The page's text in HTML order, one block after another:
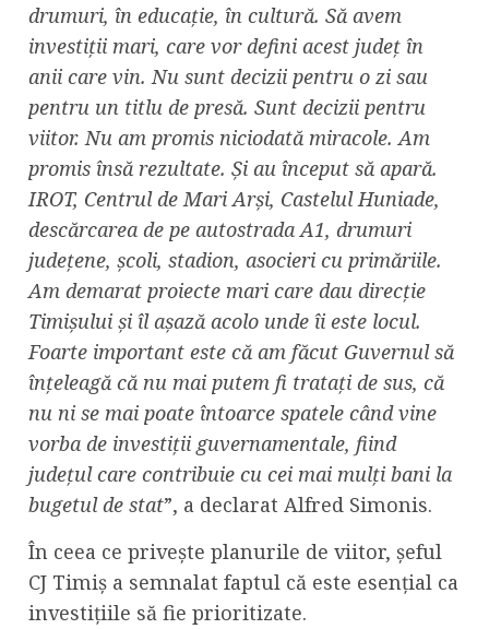
drumuri, în educație, în cultură. Să avem
investiții mari, care vor defini acest județ în
anii care vin. Nu sunt decizii pentru o zi sau
pentru un titlu de presă. Sunt decizii pentru
viitor. Nu am promis niciodată miracole. Am
promis însă rezultate. Și au început să apară.
IROT, Centrul de Mari Arși, Castelul Huniade,
descărcarea de pe autostrada A1, drumuri
județene, școli, stadion, asocieri cu primăriile.
Am demarat proiecte mari care dau direcție
Timișului și îl așază acolo unde îi este locul.
Foarte important este că am făcut Guvernul să
înțeleagă că nu mai putem fi tratați de sus, că
nu ni se mai poate întoarce spatele când vine
vorba de investiții guvernamentale, fiind
județul care contribuie cu cei mai mulți bani la
bugetul de stat”, a declarat Alfred Simonis.
În ceea ce privește planurile de viitor, șeful
CJ Timiș a semnalat faptul că este esențial ca
investițiile să fie prioritizate.